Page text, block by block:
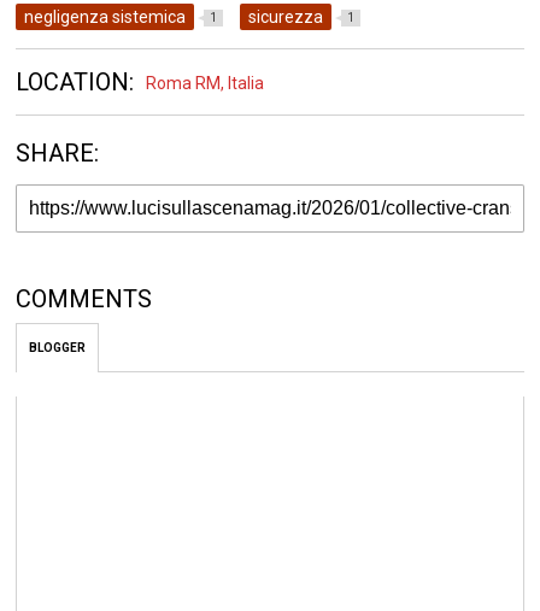
negligenza sistemica 1 sicurezza 1
LOCATION: Roma RM, Italia
SHARE:
COMMENTS
BLOGGER